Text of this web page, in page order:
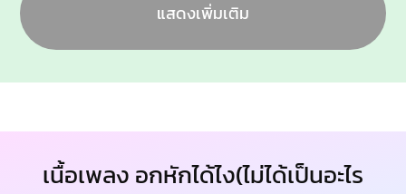
แสดงเพิ่มเติม
เนื้อเพลง อกหักได้ไง(ไม่ได้เป็นอะไร